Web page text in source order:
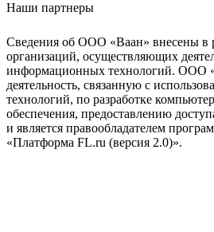
Наши партнеры
Сведения об ООО «Ваан» внесены в
организаций, осуществляющих
информационных технологий. ООО
деятельность, связанную с
технологий, по разработке
обеспечения, предоставлению
и является правообладателем
«Платформа FL.ru (версия 2.0)».